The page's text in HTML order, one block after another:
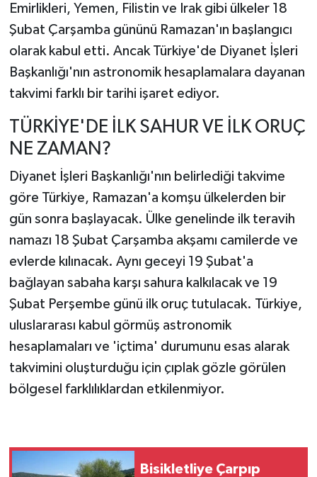
Emirlikleri, Yemen, Filistin ve Irak gibi ülkeler 18
Şubat Çarşamba gününü Ramazan'ın başlangıcı
olarak kabul etti. Ancak Türkiye'de Diyanet İşleri
Başkanlığı'nın astronomik hesaplamalara dayanan
takvimi farklı bir tarihi işaret ediyor.
TÜRKİYE'DE İLK SAHUR VE İLK ORUÇ
NE ZAMAN?
Diyanet İşleri Başkanlığı'nın belirlediği takvime
göre Türkiye, Ramazan'a komşu ülkelerden bir
gün sonra başlayacak. Ülke genelinde ilk teravih
namazı 18 Şubat Çarşamba akşamı camilerde ve
evlerde kılınacak. Aynı geceyi 19 Şubat'a
bağlayan sabaha karşı sahura kalkılacak ve 19
Şubat Perşembe günü ilk oruç tutulacak. Türkiye,
uluslararası kabul görmüş astronomik
hesaplamaları ve 'içtima' durumunu esas alarak
takvimini oluşturduğu için çıplak gözle görülen
bölgesel farklılıklardan etkilenmiyor.
Bisikletliye Çarpıp